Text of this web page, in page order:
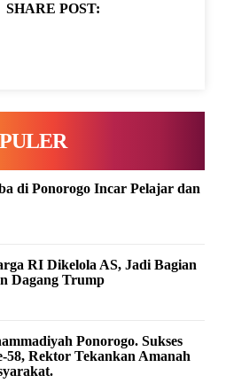
SHARE POST:
di Ponorogo Incar Pelajar dan
RI Dikelola AS, Jadi Bagian
Dagang Trump
Ponorogo. Sukses
58, Rektor Tekankan Amanah